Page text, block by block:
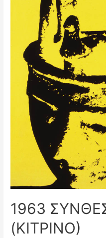
1963
(ΚΙΤΡΙΝΟ)